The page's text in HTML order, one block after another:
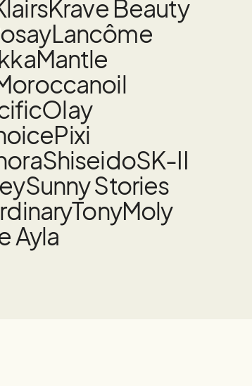
Krave Beauty
Lancôme
Mantle
Olay
Pixi
ShiseidoSK-II
Sunny Stories
TonyMoly
Ayla